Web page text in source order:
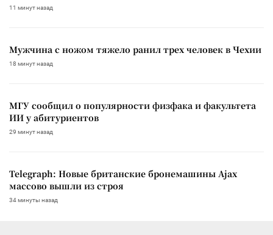
11 минут назад
Мужчина с ножом тяжело ранил трех человек в Чехии
18 минут назад
МГУ сообщил о популярности физфака и факультета
ИИ у абитуриентов
29 минут назад
Telegraph: Новые британские бронемашины Ajax
массово вышли из строя
34 минуты назад